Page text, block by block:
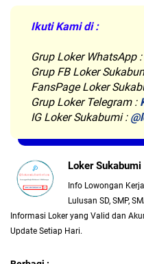
Ikuti Kami di :
Grup Loker WhatsApp :
Grup FB Loker
FansPage Loker
Grup Loker Telegram :
IG Loker Sukabumi :
Loker Sukabumi
Info Lowongan
Lulusan SD, SMP,
Informasi Loker yang Valid dan
Update Setiap Hari.